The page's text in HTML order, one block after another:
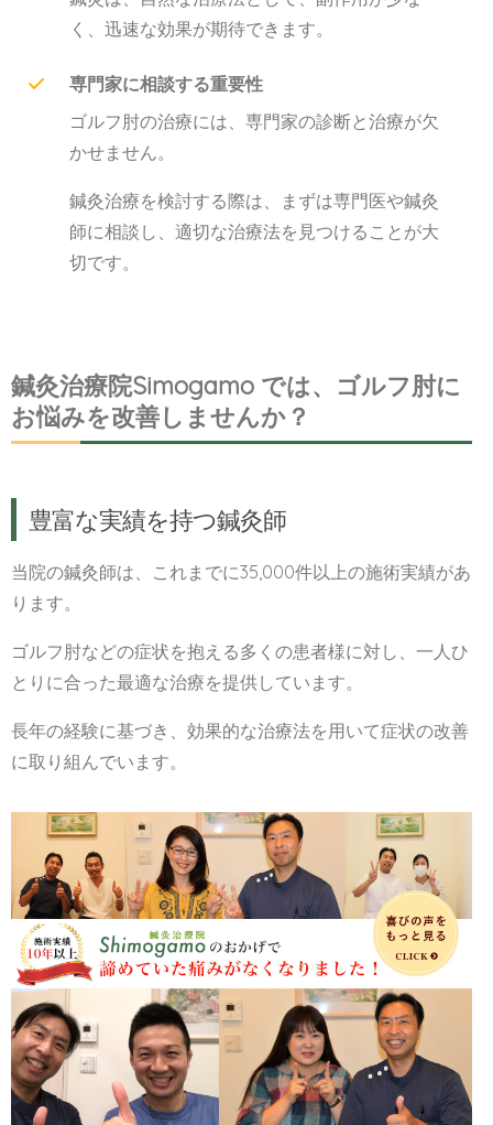
く、迅速な効果が期待できます。
専門家に相談する重要性
ゴルフ肘の治療には、専門家の診断と治療が欠
かせません。
鍼灸治療を検討する際は、まずは専門医や鍼灸
師に相談し、適切な治療法を見つけることが大
切です。
鍼灸治療院Simogamo では、ゴルフ肘に
お悩みを改善しませんか？
豊富な実績を持つ鍼灸師
当院の鍼灸師は、これまでに35,000件以上の施術実績があ
ります。
ゴルフ肘などの症状を抱える多くの患者様に対し、一人ひ
とりに合った最適な治療を提供しています。
長年の経験に基づき、効果的な治療法を用いて症状の改善
に取り組んでいます。